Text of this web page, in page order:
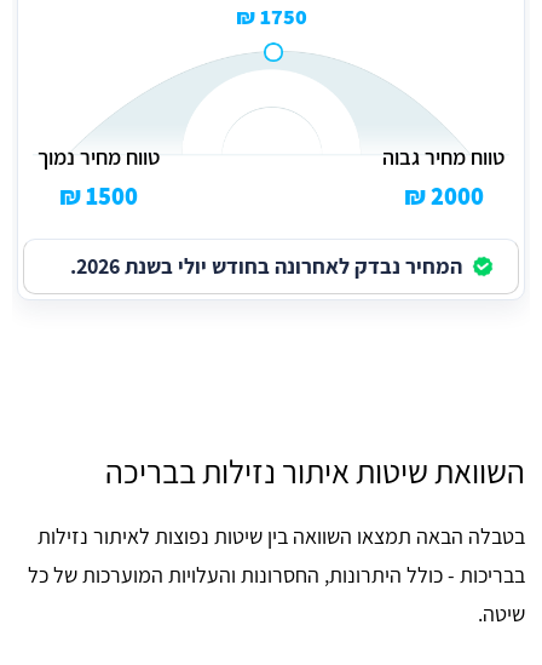
1750 ₪
טווח מחיר גבוה
2000 ₪
טווח מחיר נמוך
1500 ₪
המחיר נבדק לאחרונה בחודש יולי בשנת 2026.
השוואת שיטות איתור נזילות בבריכה
בטבלה הבאה תמצאו השוואה בין שיטות נפוצות לאיתור נזילות
בבריכות - כולל היתרונות, החסרונות והעלויות המוערכות של כל
שיטה.